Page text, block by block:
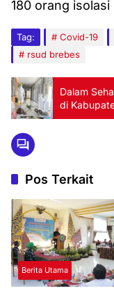
180 orang isolasi
Tag: Covid-19
rsud brebes
Dalam
di
Pos Terkait
Berita Utama